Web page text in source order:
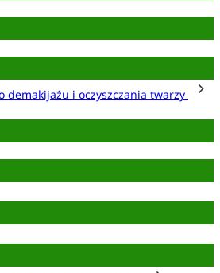
demakijażu i oczyszczania twarzy